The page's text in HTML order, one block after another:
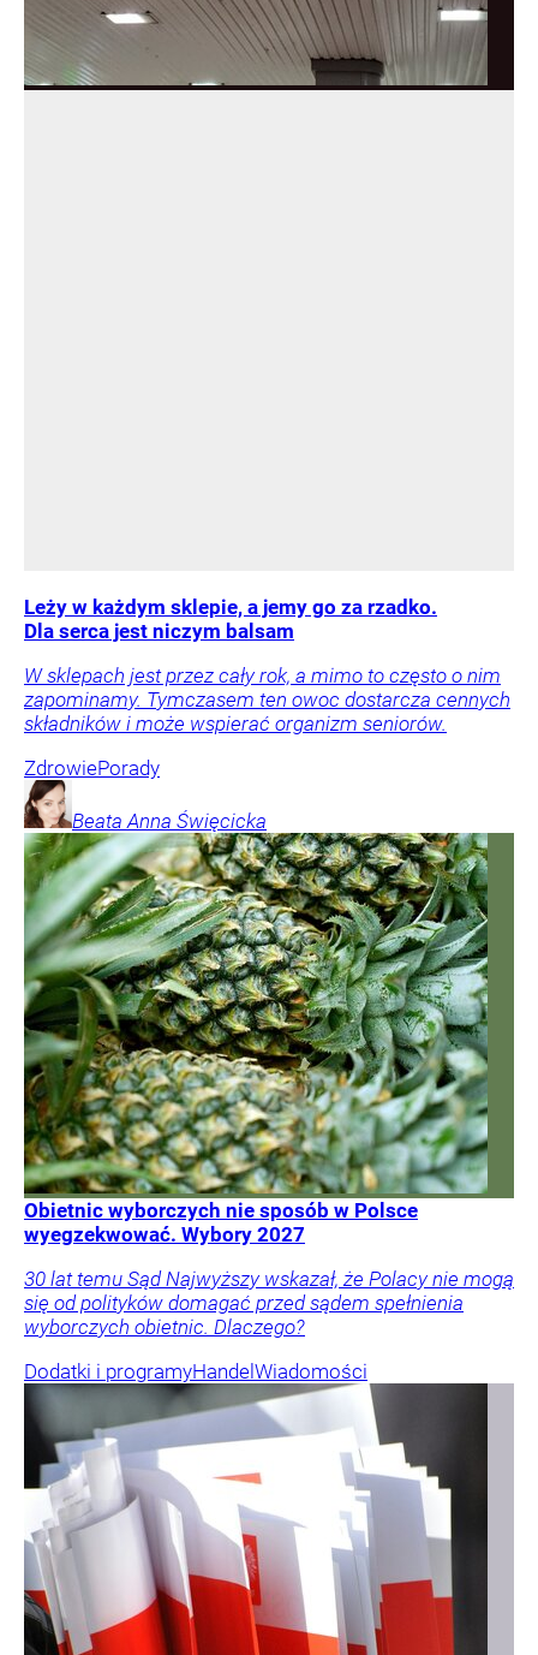
Leży w każdym sklepie, a jemy go za rzadko.
Dla serca jest niczym balsam
W sklepach jest przez cały rok, a mimo to często o nim
zapominamy. Tymczasem ten owoc dostarcza cennych
składników i może wspierać organizm seniorów.
ZdrowiePorady
Beata Anna Święcicka
Obietnic wyborczych nie sposób w Polsce
wyegzekwować. Wybory 2027
30 lat temu Sąd Najwyższy wskazał, że Polacy nie mogą
się od polityków domagać przed sądem spełnienia
wyborczych obietnic. Dlaczego?
Dodatki i programyHandel Wiadomości